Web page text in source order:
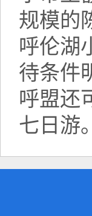
规模的
呼伦湖
待条件
呼盟还
七日游